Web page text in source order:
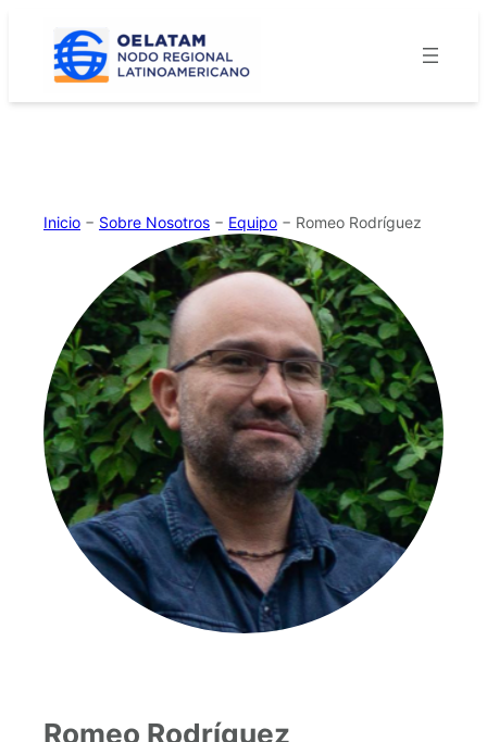
contenido
Inicio − Sobre Nosotros − Equipo − Romeo Rodríguez
Romeo Rodríguez